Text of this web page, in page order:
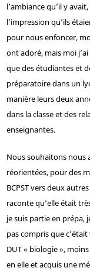
l’ambiance qu’il y
l’impression qu’ils
pour nous enfoncer,
ont adoré, mais moi
que des étudiantes et
préparatoire dans un
manière leurs deux
dans la classe et des
enseignantes.
Nous souhaitons nous
réorientées, pour des
BCPST vers deux
raconte qu’elle était
je suis partie en prépa,
pas compris que
DUT « biologie »,
en elle et acquis une